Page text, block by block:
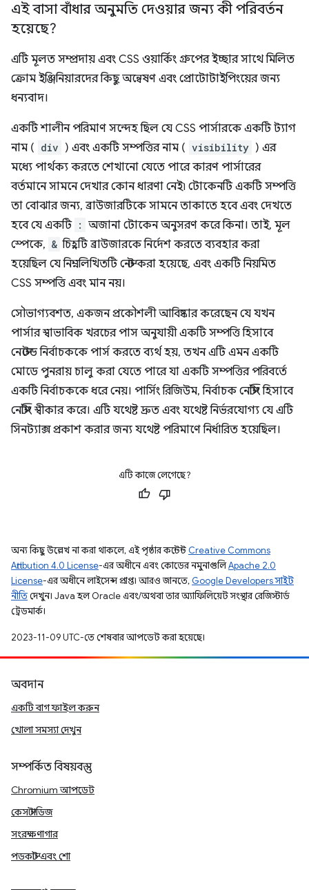
এই বাসা বাঁধার অনুমতি দেওয়ার জন্য কী পরিবর্তন
হয়েছে?
এটি মূলত সম্প্রদায় এবং CSS ওয়ার্কিং গ্রুপের ইচ্ছার সাথে মিলিত
ক্রোম ইঞ্জিনিয়ারদের কিছু অন্বেষণ এবং প্রোটোটাইপিংয়ের জন্য
ধন্যবাদ।
একটি শালীন পরিমাণ সন্দেহ ছিল যে CSS পার্সারকে একটি ট্যাগ
নাম ( div ) এবং একটি সম্পত্তির নাম ( visibility ) এর
মধ্যে পার্থক্য করতে শেখানো যেতে পারে কারণ পার্সারের
বর্তমানে সামনে দেখার কোন ধারণা নেই৷ টোকেনটি একটি সম্পত্তি
তা বোঝার জন্য, ব্রাউজারটিকে সামনে তাকাতে হবে এবং দেখতে
হবে যে একটি : অজানা টোকেন অনুসরণ করে কিনা। তাই, মূল
স্পেকে, & চিহ্নটি ব্রাউজারকে নির্দেশ করতে ব্যবহার করা
হয়েছিল যে নিম্নলিখিতটি নেস্ট করা হয়েছে, এবং একটি নিয়মিত
CSS সম্পত্তি এবং মান নয়।
সৌভাগ্যবশত, একজন প্রকৌশলী আবিষ্কার করেছেন যে যখন
পার্সার স্বাভাবিক খরচের পাস অনুযায়ী একটি সম্পত্তি হিসাবে
নেস্টেড নির্বাচককে পার্স করতে ব্যর্থ হয়, তখন এটি এমন একটি
মোডে পুনরায় চালু করা যেতে পারে যা একটি সম্পত্তির পরিবর্তে
একটি নির্বাচককে ধরে নেয়। পার্সিং রিজিউম, নির্বাচক নেস্টিং হিসাবে
নেস্টিং স্বীকার করে। এটি যথেষ্ট দ্রুত এবং যথেষ্ট নির্ভরযোগ্য যে এটি
সিনট্যাক্স প্রকাশ করার জন্য যথেষ্ট পরিমাণে নির্ধারিত হয়েছিল।
এটি কাজে লেগেছে?
অন্য কিছু উল্লেখ না করা থাকলে, এই পৃষ্ঠার কন্টেন্ট Creative Commons
Attribution 4.0 License-এর অধীনে এবং কোডের নমুনাগুলিApache 2.0
License-এর অধীনে লাইসেন্স প্রাপ্ত। আরও জানতে, Google Developers সাইট
নীতিদেখুন। Java হল Oracle এবং/অথবা তার অ্যাফিলিয়েট সংস্থার রেজিস্টার্ড
ট্রেডমার্ক।
2023-11-09 UTC-তে শেষবার আপডেট করা হয়েছে।
অবদান
একটি বাগ ফাইল করুন
খোলা সমস্যা দেখুন
সম্পর্কিত বিষয়বস্তু
Chromium আপডেট
কেস স্টাডিজ
সংরক্ষণাগার
পডকাস্ট এবং শো